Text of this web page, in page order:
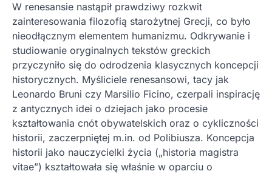
W renesansie nastąpił prawdziwy rozkwit
zainteresowania filozofią starożytnej Grecji, co było
nieodłącznym elementem humanizmu. Odkrywanie i
studiowanie oryginalnych tekstów greckich
przyczyniło się do odrodzenia klasycznych koncepcji
historycznych. Myśliciele renesansowi, tacy jak
Leonardo Bruni czy Marsilio Ficino, czerpali inspirację
z antycznych idei o dziejach jako procesie
kształtowania cnót obywatelskich oraz o cykliczności
historii, zaczerpniętej m.in. od Polibiusza. Koncepcja
historii jako nauczycielki życia („historia magistra
vitae”) kształtowała się właśnie w oparciu o